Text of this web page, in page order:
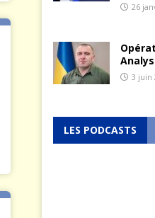
26
3 juin
LES PODCASTS